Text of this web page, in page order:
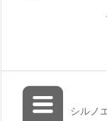
シルノ